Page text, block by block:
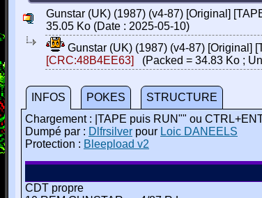
Gunstar (UK) (1987) (v4-87) [Original]
35.05 Ko (Date : 2025-05-10)
Gunstar (UK) (1987) (v4-87) [Original]
[CRC:48B4EE63]
(Packed = 34.83 Ko ;
INFOS POKES
STRUCTURE
Chargement : |TAPE puis RUN"" ou
Dumpé par : Dlfrsilver pour Loic DANEELS
Protection : Bleepload v2
CDT propre